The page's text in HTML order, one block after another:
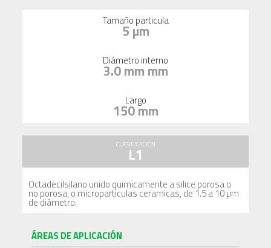
Tamaño particula
5 µm
Diámetro interno
3.0 mm mm
Largo
150 mm
CLASIFICACIÓN
L1
Octadecilsilano unido quimicamente a silice porosa o
no porosa, o microparticulas ceramicas, de 1.5 a 10 µm
de diámetro.
ÁREAS DE APLICACIÓN